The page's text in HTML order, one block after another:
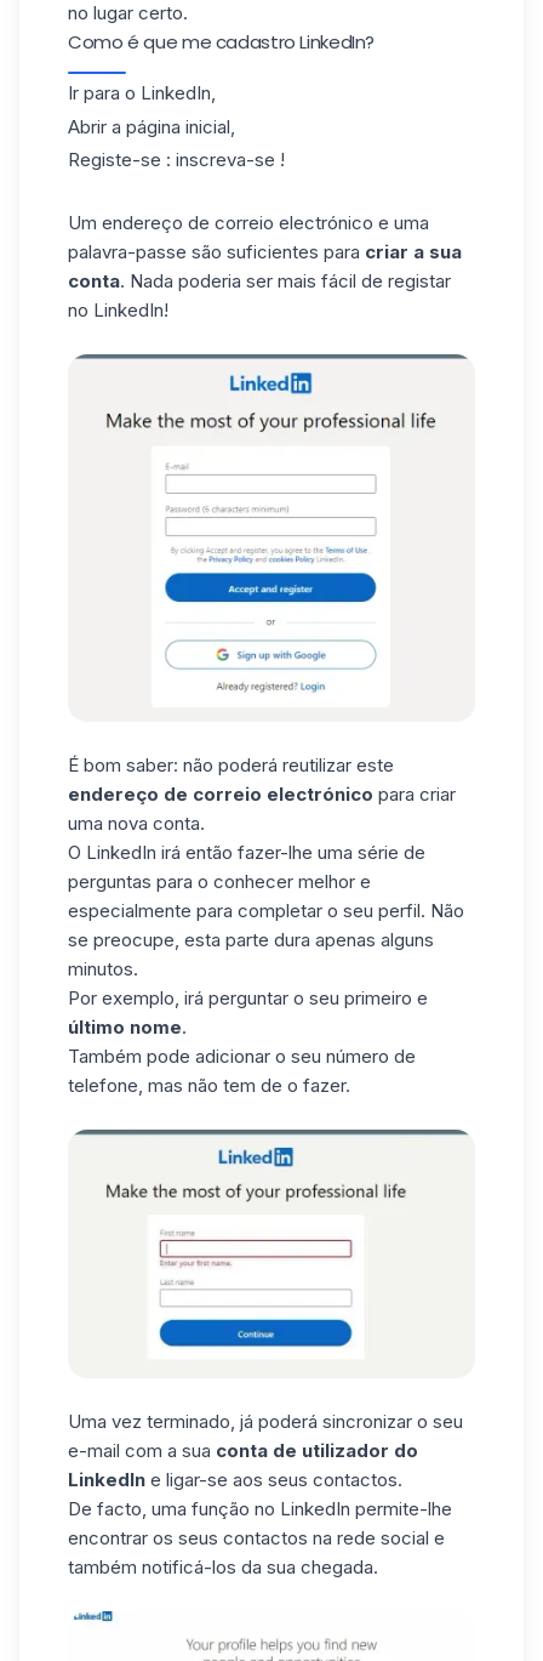
no lugar certo.
Como é que me cadastro LinkedIn?
Ir para o LinkedIn,
Abrir a página inicial,
Registe-se : inscreva-se !
Um endereço de correio electrónico e uma
palavra-passe são suficientes para criar a sua
conta. Nada poderia ser mais fácil de registar
no LinkedIn!
É bom saber: não poderá reutilizar este
endereço de correio electrónico para criar
uma nova conta.
O LinkedIn irá então fazer-lhe uma série de
perguntas para o conhecer melhor e
especialmente para completar o seu perfil. Não
se preocupe, esta parte dura apenas alguns
minutos.
Por exemplo, irá perguntar o seu primeiro e
último nome.
Também pode adicionar o seu número de
telefone, mas não tem de o fazer.
Uma vez terminado, já poderá sincronizar o seu
e-mail com a sua conta de utilizador do
LinkedIn e ligar-se aos seus contactos.
De facto, uma função no LinkedIn permite-lhe
encontrar os seus contactos na rede social e
também notificá-los da sua chegada.